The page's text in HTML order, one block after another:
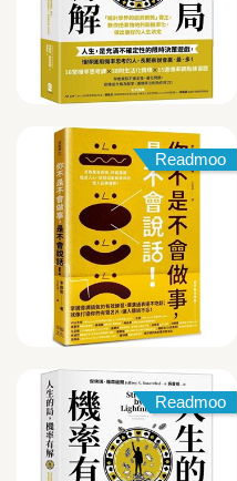
Readmoo
Readmoo